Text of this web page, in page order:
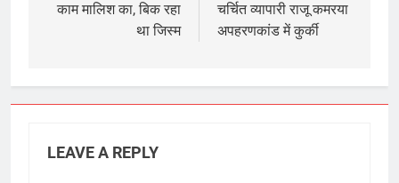
navigation
काम मालिश का, बिक रहा
था जिस्म
चर्चित व्यापारी राजू कमरया
अपहरणकांड में कुर्की
LEAVE A REPLY